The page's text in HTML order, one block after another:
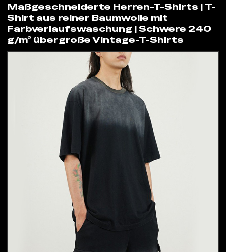
Maßgeschneiderte Herren-T-Shirts | T-
Shirt aus reiner Baumwolle mit
Farbverlaufswaschung | Schwere 240
g/m² übergroße Vintage-T-Shirts